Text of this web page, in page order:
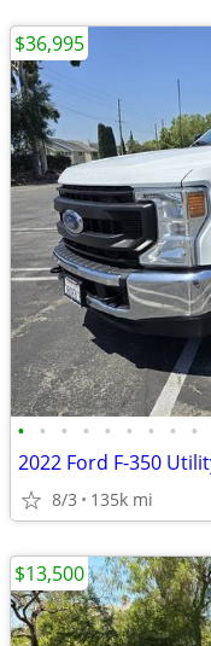
• • • • • • • • •
8/3 135k mi
$36,995
$13,500